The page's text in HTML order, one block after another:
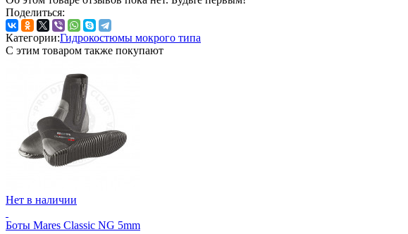
Поделиться:
Категории:Гидрокостюмы мокрого типа
С этим товаром также покупают
Нет в наличии
Боты Mares Classic NG 5mm